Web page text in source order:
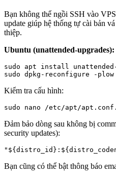
Bạn không thể ngồi SSH vào
update giúp hệ thống tự cài bản
thiệp.
Ubuntu (unattended-upgrades):
sudo apt install
sudo dpkg-reconfigure -plow
Kiểm tra cấu hình:
sudo nano /etc/apt/
Đảm bảo dòng sau không bị
security updates):
Bạn cũng có thể bật thông báo